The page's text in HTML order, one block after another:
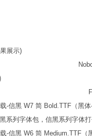
系列字体包，信黑系列字体